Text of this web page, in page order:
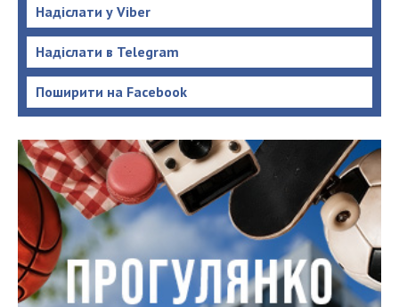
Надіслати у Viber
Надіслати в Telegram
Поширити на Facebook